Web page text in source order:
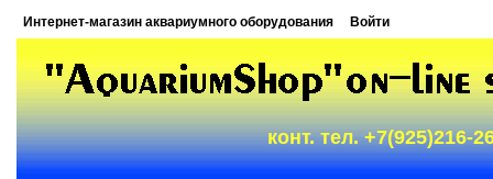
Интернет-магазин аквариумного оборудования Войти
конт. тел. +7(925)216-